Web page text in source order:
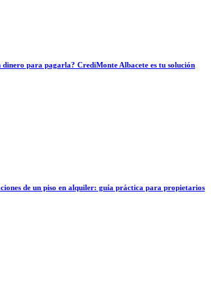
para pagarla? CrediMonte Albacete es tu solución
de un piso en alquiler: guía práctica para propietarios